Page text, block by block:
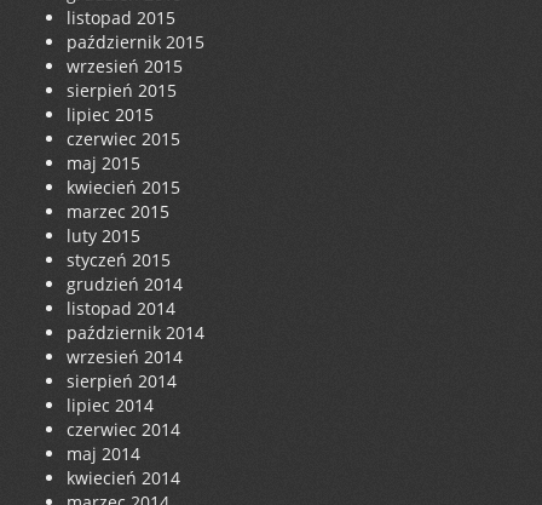
listopad 2015
październik 2015
wrzesień 2015
sierpień 2015
lipiec 2015
czerwiec 2015
maj 2015
kwiecień 2015
marzec 2015
luty 2015
styczeń 2015
grudzień 2014
listopad 2014
październik 2014
wrzesień 2014
sierpień 2014
lipiec 2014
czerwiec 2014
maj 2014
kwiecień 2014